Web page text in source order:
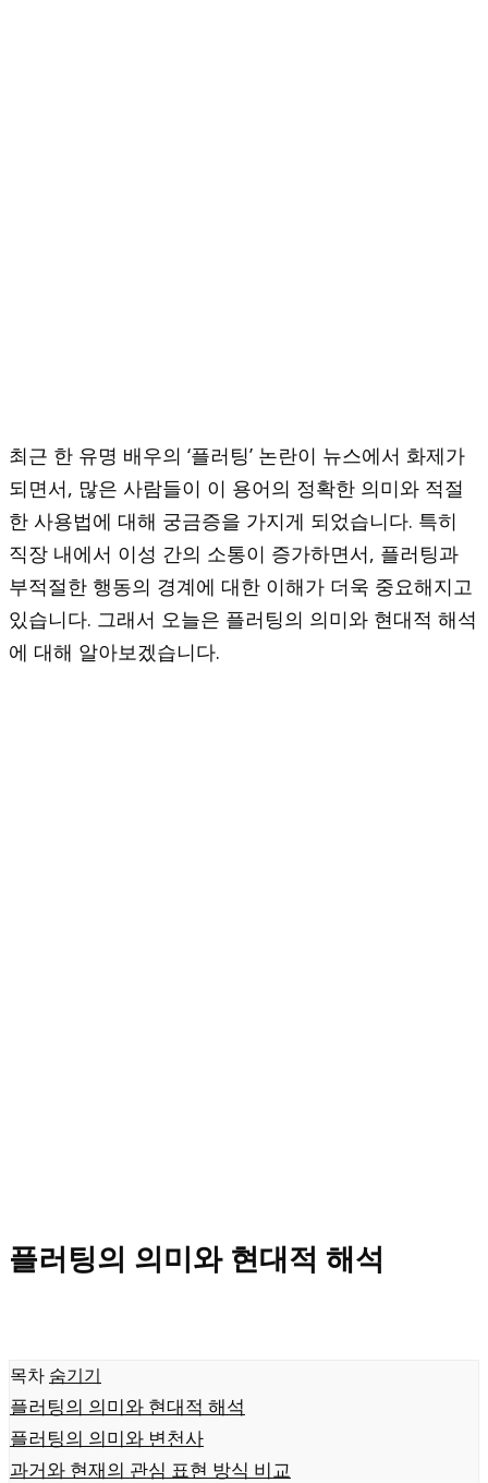
최근 한 유명 배우의 ‘플러팅’ 논란이 뉴스에서 화제가
되면서, 많은 사람들이 이 용어의 정확한 의미와 적절
한 사용법에 대해 궁금증을 가지게 되었습니다. 특히
직장 내에서 이성 간의 소통이 증가하면서, 플러팅과
부적절한 행동의 경계에 대한 이해가 더욱 중요해지고
있습니다. 그래서 오늘은 플러팅의 의미와 현대적 해석
에 대해 알아보겠습니다.
플러팅의 의미와 현대적 해석
목차 숨기기
플러팅의 의미와 현대적 해석
플러팅의 의미와 변천사
과거와 현재의 관심 표현 방식 비교